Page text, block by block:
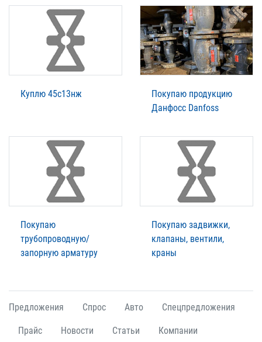
Куплю 45с13нж
Покупаю продукцию
Данфосс Danfoss
Покупаю
трубопроводную/
запорную арматуру
Покупаю задвижки,
клапаны, вентили,
краны
Предложения Спрос Авто Спецпредложения
Прайс Новости Статьи Компании